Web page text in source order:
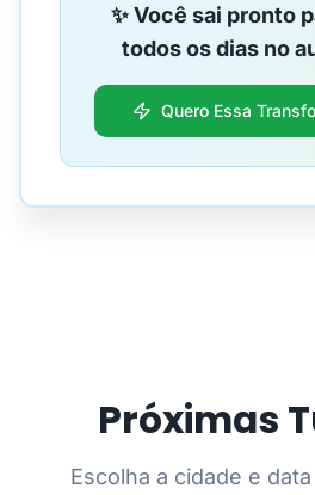
✨ Você sai pronto
todos os dias no
Quero Essa
Próximas
Escolha a cidade e